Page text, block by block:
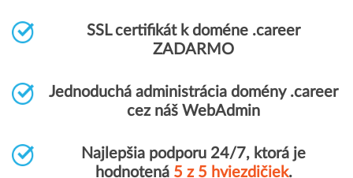
SSL certifikát k doméne .career
ZADARMO
Jednoduchá administrácia domény .career
cez náš WebAdmin
Najlepšia podporu 24/7, ktorá je
hodnotená 5 z 5 hviezdičiek.